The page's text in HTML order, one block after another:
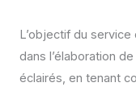
L’objectif du
dans l’élaboration
éclairés, en tenant